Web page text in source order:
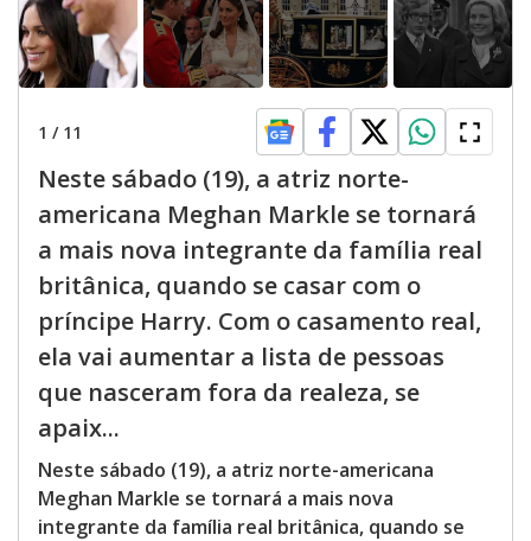
1 / 11
Neste sábado (19), a atriz norte-
americana Meghan Markle se tornará
a mais nova integrante da família real
britânica, quando se casar com o
príncipe Harry. Com o casamento real,
ela vai aumentar a lista de pessoas
que nasceram fora da realeza, se
apaix...
Neste sábado (19), a atriz norte-americana
Meghan Markle se tornará a mais nova
integrante da família real britânica, quando se